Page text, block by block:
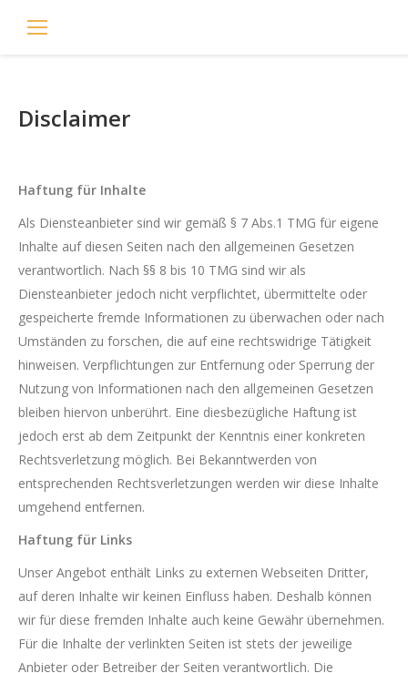
Disclaimer
Haftung für Inhalte
Als Diensteanbieter sind wir gemäß § 7 Abs.1 TMG für eigene
Inhalte auf diesen Seiten nach den allgemeinen Gesetzen
verantwortlich. Nach §§ 8 bis 10 TMG sind wir als
Diensteanbieter jedoch nicht verpflichtet, übermittelte oder
gespeicherte fremde Informationen zu überwachen oder nach
Umständen zu forschen, die auf eine rechtswidrige Tätigkeit
hinweisen. Verpflichtungen zur Entfernung oder Sperrung der
Nutzung von Informationen nach den allgemeinen Gesetzen
bleiben hiervon unberührt. Eine diesbezügliche Haftung ist
jedoch erst ab dem Zeitpunkt der Kenntnis einer konkreten
Rechtsverletzung möglich. Bei Bekanntwerden von
entsprechenden Rechtsverletzungen werden wir diese Inhalte
umgehend entfernen.
Haftung für Links
Unser Angebot enthält Links zu externen Webseiten Dritter,
auf deren Inhalte wir keinen Einfluss haben. Deshalb können
wir für diese fremden Inhalte auch keine Gewähr übernehmen.
Für die Inhalte der verlinkten Seiten ist stets der jeweilige
Anbieter oder Betreiber der Seiten verantwortlich. Die